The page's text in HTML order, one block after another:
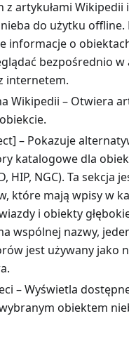
z artykułami Wikipedii
do użytku
informacje o
bezpośrednio w
internetem.
Wikipedii – Otwiera
– Pokazuje
katalogowe dla
HIP, NGC). Ta sekcja
które mają wpisy w
i obiekty
wspólnej nazwy,
jest używany jako
– Wyświetla
obiektem